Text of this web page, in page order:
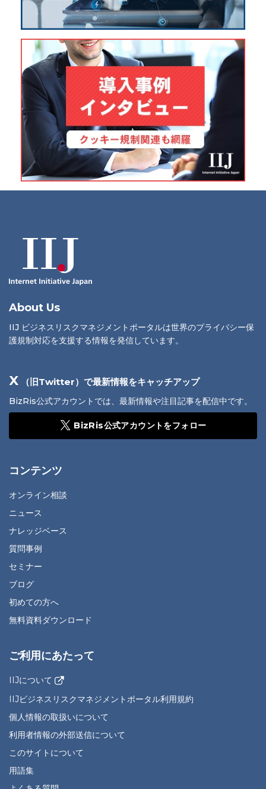
About Us
IIJ ビジネスリスクマネジメントポータルは世界のプライバシー保
護規制対応を支援する情報を発信しています。
X （旧Twitter）で最新情報をキャッチアップ
BizRis公式アカウントでは、最新情報や注目記事を配信中です。
BizRis公式アカウントをフォロー
コンテンツ
オンライン相談
ニュース
ナレッジベース
質問事例
セミナー
ブログ
初めての方へ
無料資料ダウンロード
ご利用にあたって
IIJについて
IIJビジネスリスクマネジメントポータル利用規約
個人情報の取扱いについて
利用者情報の外部送信について
このサイトについて
用語集